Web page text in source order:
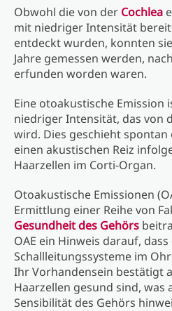
Obwohl die von der Cochlea
mit niedriger Intensität
entdeckt wurden, konnten
Jahre gemessen werden,
erfunden worden waren.
Eine otoakustische Emission
niedriger Intensität, das von
wird. Dies geschieht
einen akustischen Reiz
Haarzellen im Corti-Organ.
Otoakustische Emissionen
Ermittlung einer Reihe von
Gesundheit des Gehörs
OAE ein Hinweis darauf, dass
Schallleitungssysteme im
Ihr Vorhandensein bestätigt
Haarzellen gesund sind, was
Sensibilität des Gehörs